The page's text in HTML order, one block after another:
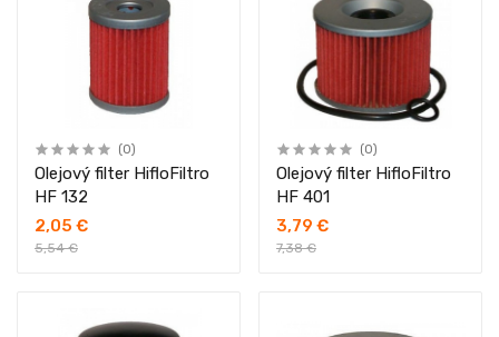
(0)
Olejový filter HifloFiltro
HF 132
2,05 €
5,54 €
(0)
Olejový filter HifloFiltro
HF 401
3,79 €
7,38 €